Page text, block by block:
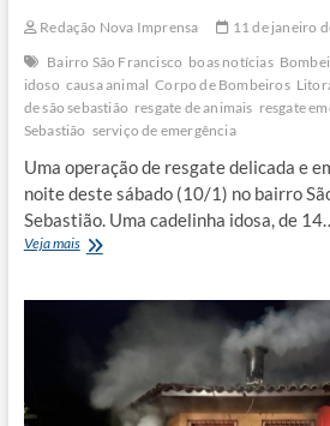
Redação Nova Imprensa
11 de janeiro
Bairro São Francisco boas notícias
idoso causa animal Corpo de Bombeiros
de são sebastião resgate de animais resgate
Sebastião serviço de emergência
Uma operação de resgate delicada e
noite deste sábado (10/1) no bairro
Sebastião. Uma cadelinha idosa, de
Veja maisBombeiros
presa
em
tubulação